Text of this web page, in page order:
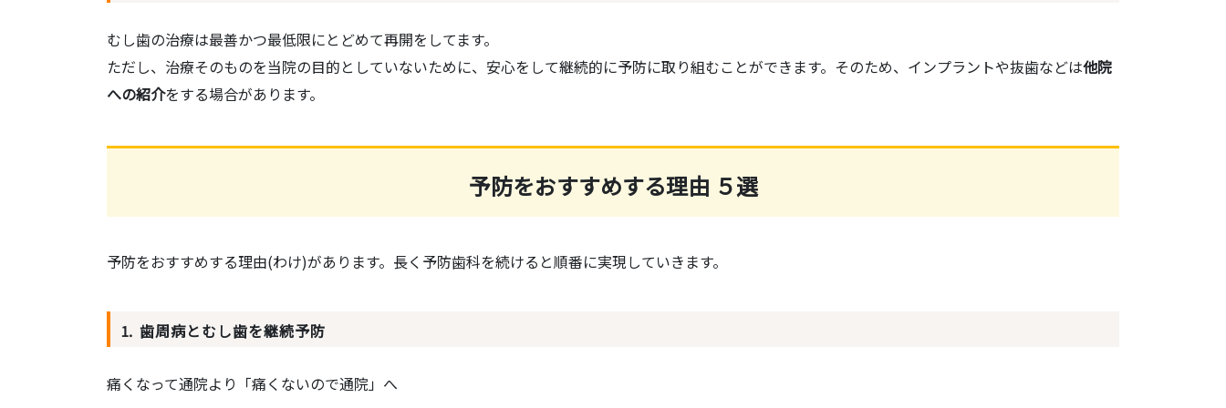
むし歯の治療は最善かつ最低限にとどめて再開をしてます。
ただし、治療そのものを当院の目的としていないために、安心をして継続的に予防に取り組むことができます。 そのため、インプラントや抜歯などは他院
への紹介をする場合があります。
予防をおすすめする理由 ５選
予防をおすすめする理由(わけ)があります。⻑く予防⻭科を続けると順番に実現していきます。
⒈ ⻭周病とむし⻭を継続予防
痛くなって通院より「痛くないので通院」へ